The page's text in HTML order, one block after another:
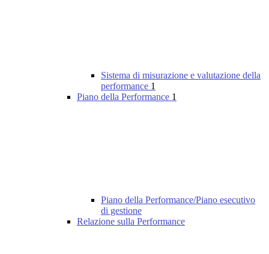
Sistema di misurazione e valutazione della
performance 1
Piano della Performance 1
Piano della Performance/Piano esecutivo
di gestione
Relazione sulla Performance